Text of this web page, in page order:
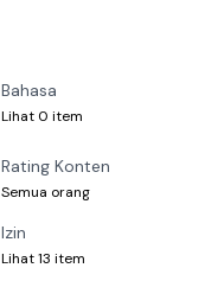
Bahasa
Lihat 0 item
Rating Konten
Semua orang
Izin
Lihat 13 item